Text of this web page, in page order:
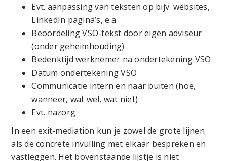
Evt. aanpassing van teksten op bijv. websites,
LinkedIn pagina’s, e.a.
Beoordeling VSO-tekst door eigen adviseur
(onder geheimhouding)
Bedenktijd werknemer na ondertekening VSO
Datum ondertekening VSO
Communicatie intern en naar buiten (hoe,
wanneer, wat wel, wat niet)
Evt. nazorg
In een exit-mediation kun je zowel de grote lijnen
als de concrete invulling met elkaar bespreken en
vastleggen. Het bovenstaande lijstje is niet